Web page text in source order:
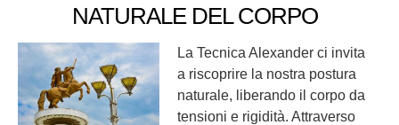
NATURALE DEL CORPO
La Tecnica Alexander ci invita
a riscoprire la nostra postura
naturale, liberando il corpo da
tensioni e rigidità. Attraverso